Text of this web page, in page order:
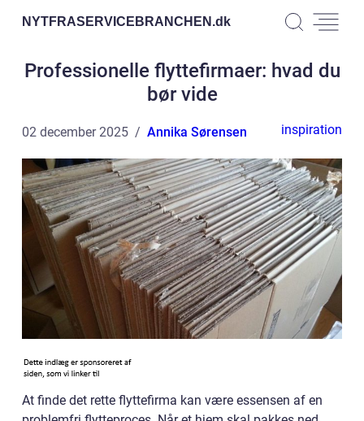
NYTFRASERVICEBRANCHEN.dk
Professionelle flyttefirmaer: hvad du
bør vide
02 december 2025 Annika Sørensen inspiration
At finde det rette flyttefirma kan være essensen af en